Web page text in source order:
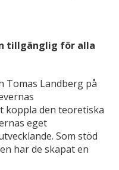
tillgänglig för alla
Tomas Landberg på
koppla den teoretiska
eget
Som stöd
har de skapat en